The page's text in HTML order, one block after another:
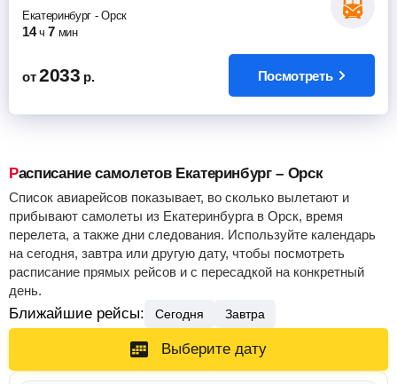
Екатеринбург -Орск
14 ч 7 мин
от 2033 р. Посмотреть
Расписание самолетов Екатеринбург – Орск
Список авиарейсов показывает, во сколько вылетают и
прибывают самолеты из Екатеринбурга в Орск, время
перелета, а также дни следования. Используйте календарь
на сегодня, завтра или другую дату, чтобы посмотреть
расписание прямых рейсов и с пересадкой на конкретный
день.
Ближайшие рейсы: Сегодня Завтра
Выберите дату